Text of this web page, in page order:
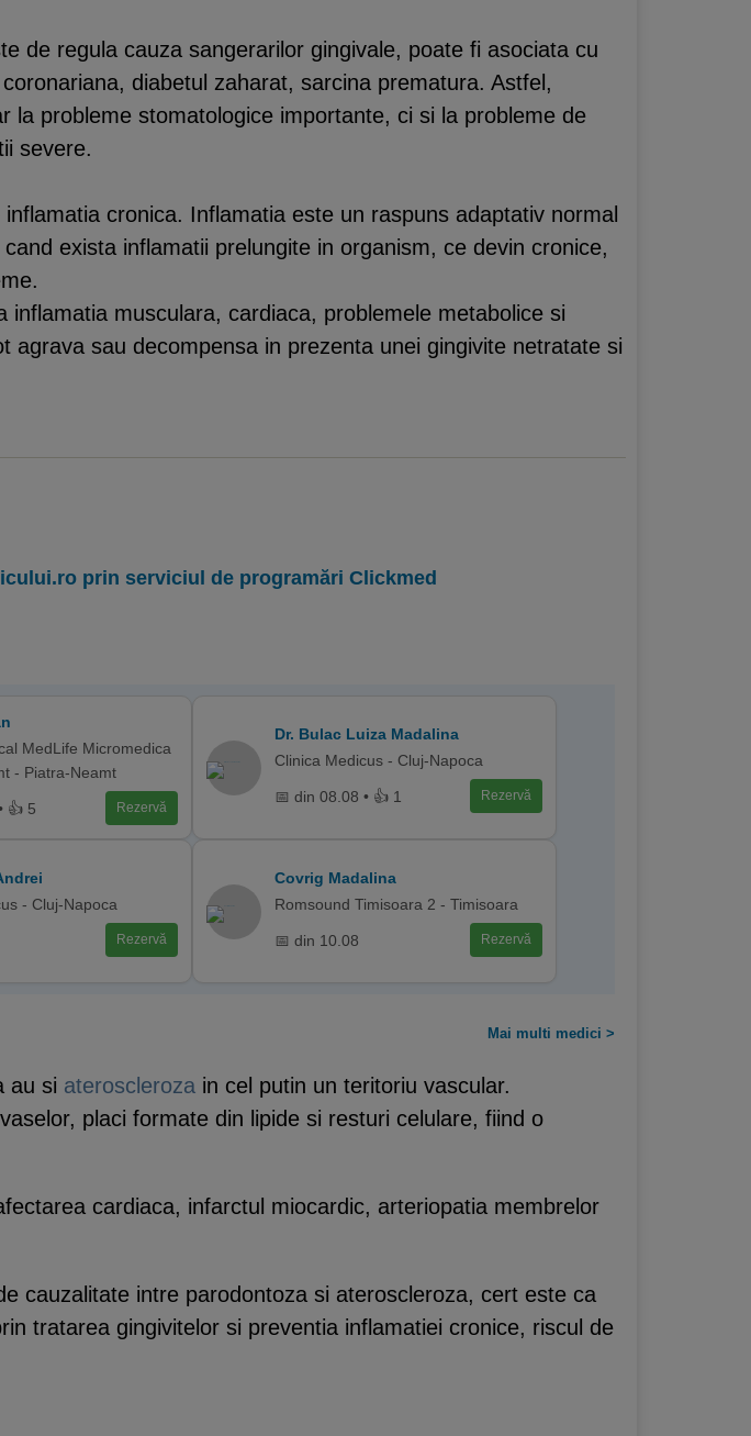
de regula cauza sangerarilor gingivale, poate fi asociata cu
diabetul zaharat, sarcina prematura. Astfel,
probleme stomatologice importante, ci si la probleme de
severe.
cronica. Inflamatia este un raspuns adaptativ normal
exista inflamatii prelungite in organism, ce devin cronice,
musculara, cardiaca, problemele metabolice si
agrava sau decompensa in prezenta unei gingivite netratate si
prin serviciul de programări Clickmed
MedLife Micromedica
- Piatra-Neamt
👍 5 Rezervă
Dr. Bulac Luiza Madalina
Clinica Medicus - Cluj-Napoca
📅 din 08.08 • 👍 1 Rezervă
- Cluj-Napoca
Rezervă
Covrig Madalina
Romsound Timisoara 2 - Timisoara
📅 din 10.08 Rezervă
Mai multi medici >
au si ateroscleroza in cel putin un teritoriu vascular.
placi formate din lipide si resturi celulare, fiind o
cardiaca, infarctul miocardic, arteriopatia membrelor
cauzalitate intre parodontoza si ateroscleroza, cert este ca
tratarea gingivitelor si preventia inflamatiei cronice, riscul de